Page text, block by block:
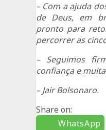
– Com a ajuda
de Deus, em
pronto para
percorrer as
– Seguimos
confiança e
– Jair Bolsonaro.
Share on:
WhatsApp